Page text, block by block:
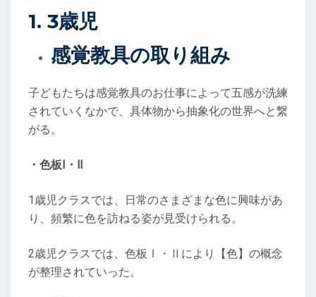
1. 3歳児
感覚教具の取り組み
子どもたちは感覚教具のお仕事によって五感が洗練
されていくなかで、具体物から抽象化の世界へと繋
がる。
・色板Ⅰ・Ⅱ
1歳児クラスでは、日常のさまざまな色に興味があ
り、頻繁に色を訪ねる姿が見受けられる。
2歳児クラスでは、色板Ⅰ・Ⅱにより【色】の概念
が整理されていった。